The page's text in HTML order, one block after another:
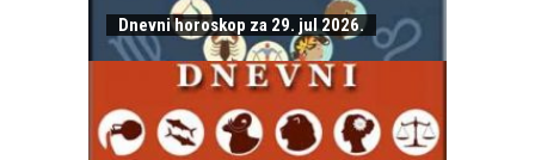
Dnevni horoskop za 29. jul 2026.